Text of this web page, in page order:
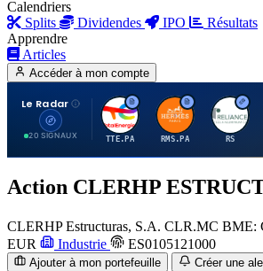
Calendriers
Splits
Dividendes IPO
Résultats
Apprendre
Articles
Accéder à mon compte
Le Radar
20 SIGNAUX
T
TTE.PA
H
RMS.PA
R
RS
Action CLERHP
CLERHP Estructuras, S.A. CLR.MC BME:
EUR
Industrie ES0105121000
Ajouter à mon portefeuille Créer une